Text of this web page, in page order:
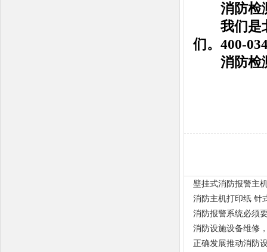
消防检测
我们是北
们。400-
消防检测
壁挂式消防报警主
消防主机打印纸 针
消防报警系统必须
消防设施设备维修
正确发展推动消防